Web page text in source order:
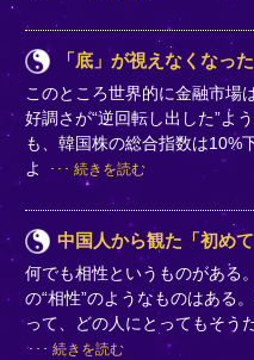
「底」が視えなくなっ
このところ世界的に金融市場
好調さが“逆回転し出した”よ
も、韓国株の総合指数は10%
よ
続きを読む
中国人から観た「初め
何でも相性というものがある
の“相性”のようなものはある
って、どの人にとってもそう
続きを読む